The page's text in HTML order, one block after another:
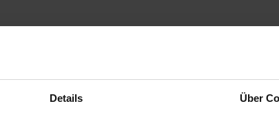
Details Über
Einen sicheren,
Flexible Arbeitszeiten bei 38,5
Entspannte